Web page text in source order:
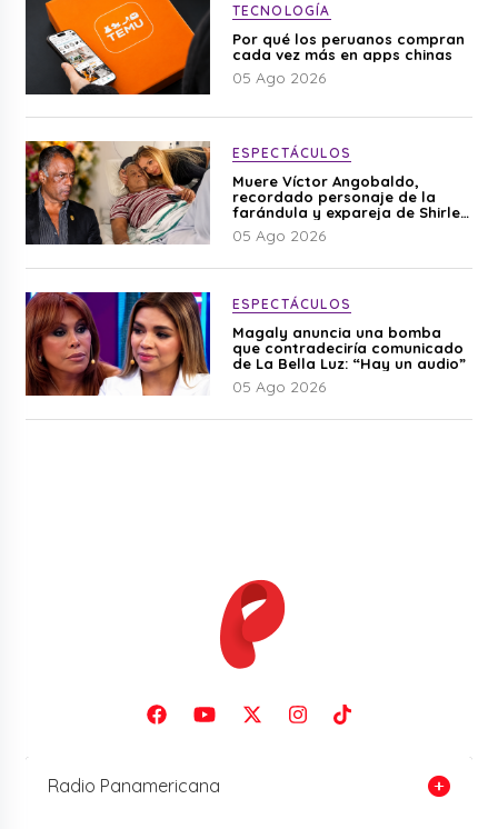
TECNOLOGÍA
Por qué los peruanos compran
cada vez más en apps chinas
05 Ago 2026
ESPECTÁCULOS
Muere Víctor Angobaldo,
recordado personaje de la
farándula y expareja de Shirley
Cherres
05 Ago 2026
ESPECTÁCULOS
Magaly anuncia una bomba
que contradeciría comunicado
de La Bella Luz: “Hay un audio”
05 Ago 2026
Radio Panamericana